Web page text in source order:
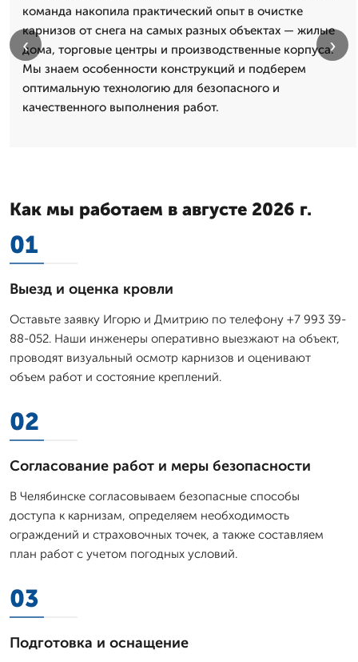
команда накопила практический опыт в очистке
карнизов от снега на самых разных объектах — жилые
дома, торговые центры и производственные корпуса.
Мы знаем особенности конструкций и подберем
оптимальную технологию для безопасного и
качественного выполнения работ.
‹ ›
Как мы работаем в августе 2026 г.
01
Выезд и оценка кровли
Оставьте заявку Игорю и Дмитрию по телефону +7 993 39-
88-052. Наши инженеры оперативно выезжают на объект,
проводят визуальный осмотр карнизов и оценивают
объем работ и состояние креплений.
02
Согласование работ и меры безопасности
В Челябинске согласовываем безопасные способы
доступа к карнизам, определяем необходимость
ограждений и страховочных точек, а также составляем
план работ с учетом погодных условий.
03
Подготовка и оснащение